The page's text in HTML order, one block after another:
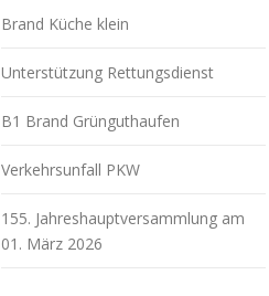
Brand Küche klein
Unterstützung Rettungsdienst
B1 Brand Grünguthaufen
Verkehrsunfall PKW
155. Jahreshauptversammlung am
01. März 2026